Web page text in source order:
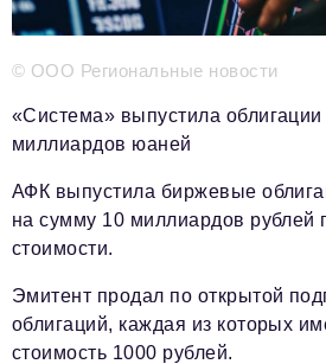
发行部/编辑订阅
合作伙伴关系部
partner@business-magazine.online
© ООО Региональные новости
«Система» выпустила
миллиардов юаней
АФК выпустила биржевые
на сумму 10 миллиардов рублей
стоимости.
Эмитент продал по открытой
облигаций, каждая из которых
стоимость 1000 рублей.